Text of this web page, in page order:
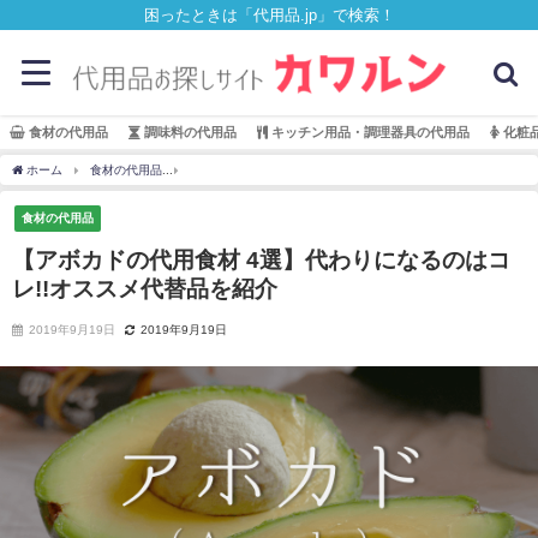
困ったときは「代用品.jp」で検索！
食材の代用品 調味料の代用品 キッチン用品・調理器具の代用品 化粧
ホーム 食材の代用品
食材の代用品
【アボカドの代用食材 4選】代わりになるのはコ
レ!!オススメ代替品を紹介
2019年9月19日 2019年9月19日